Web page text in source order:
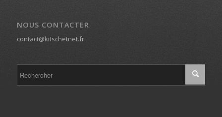
NOUS CONTACTER
contact@kitschetnet.fr